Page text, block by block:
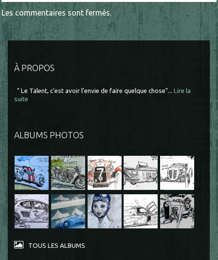
À PROPOS
" Le Talent, c'est avoir l'envie de faire quelque chose"... Lire la
suite
ALBUMS PHOTOS
TOUS LES ALBUMS
Les commentaires sont fermés.